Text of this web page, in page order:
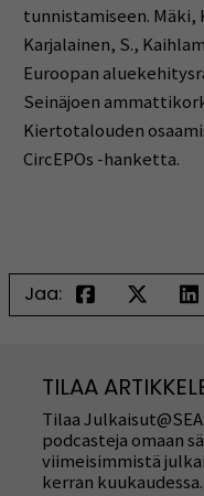
tunnistamiseen. Mäki,
Karjalainen, S.,
Euroopan
Seinäjoen
Kiertotalouden
CircEPOs -hanketta.
Jaa:
TILAA
Tilaa
podcasteja omaan
viimeisimmistä
kerran kuukaudessa.